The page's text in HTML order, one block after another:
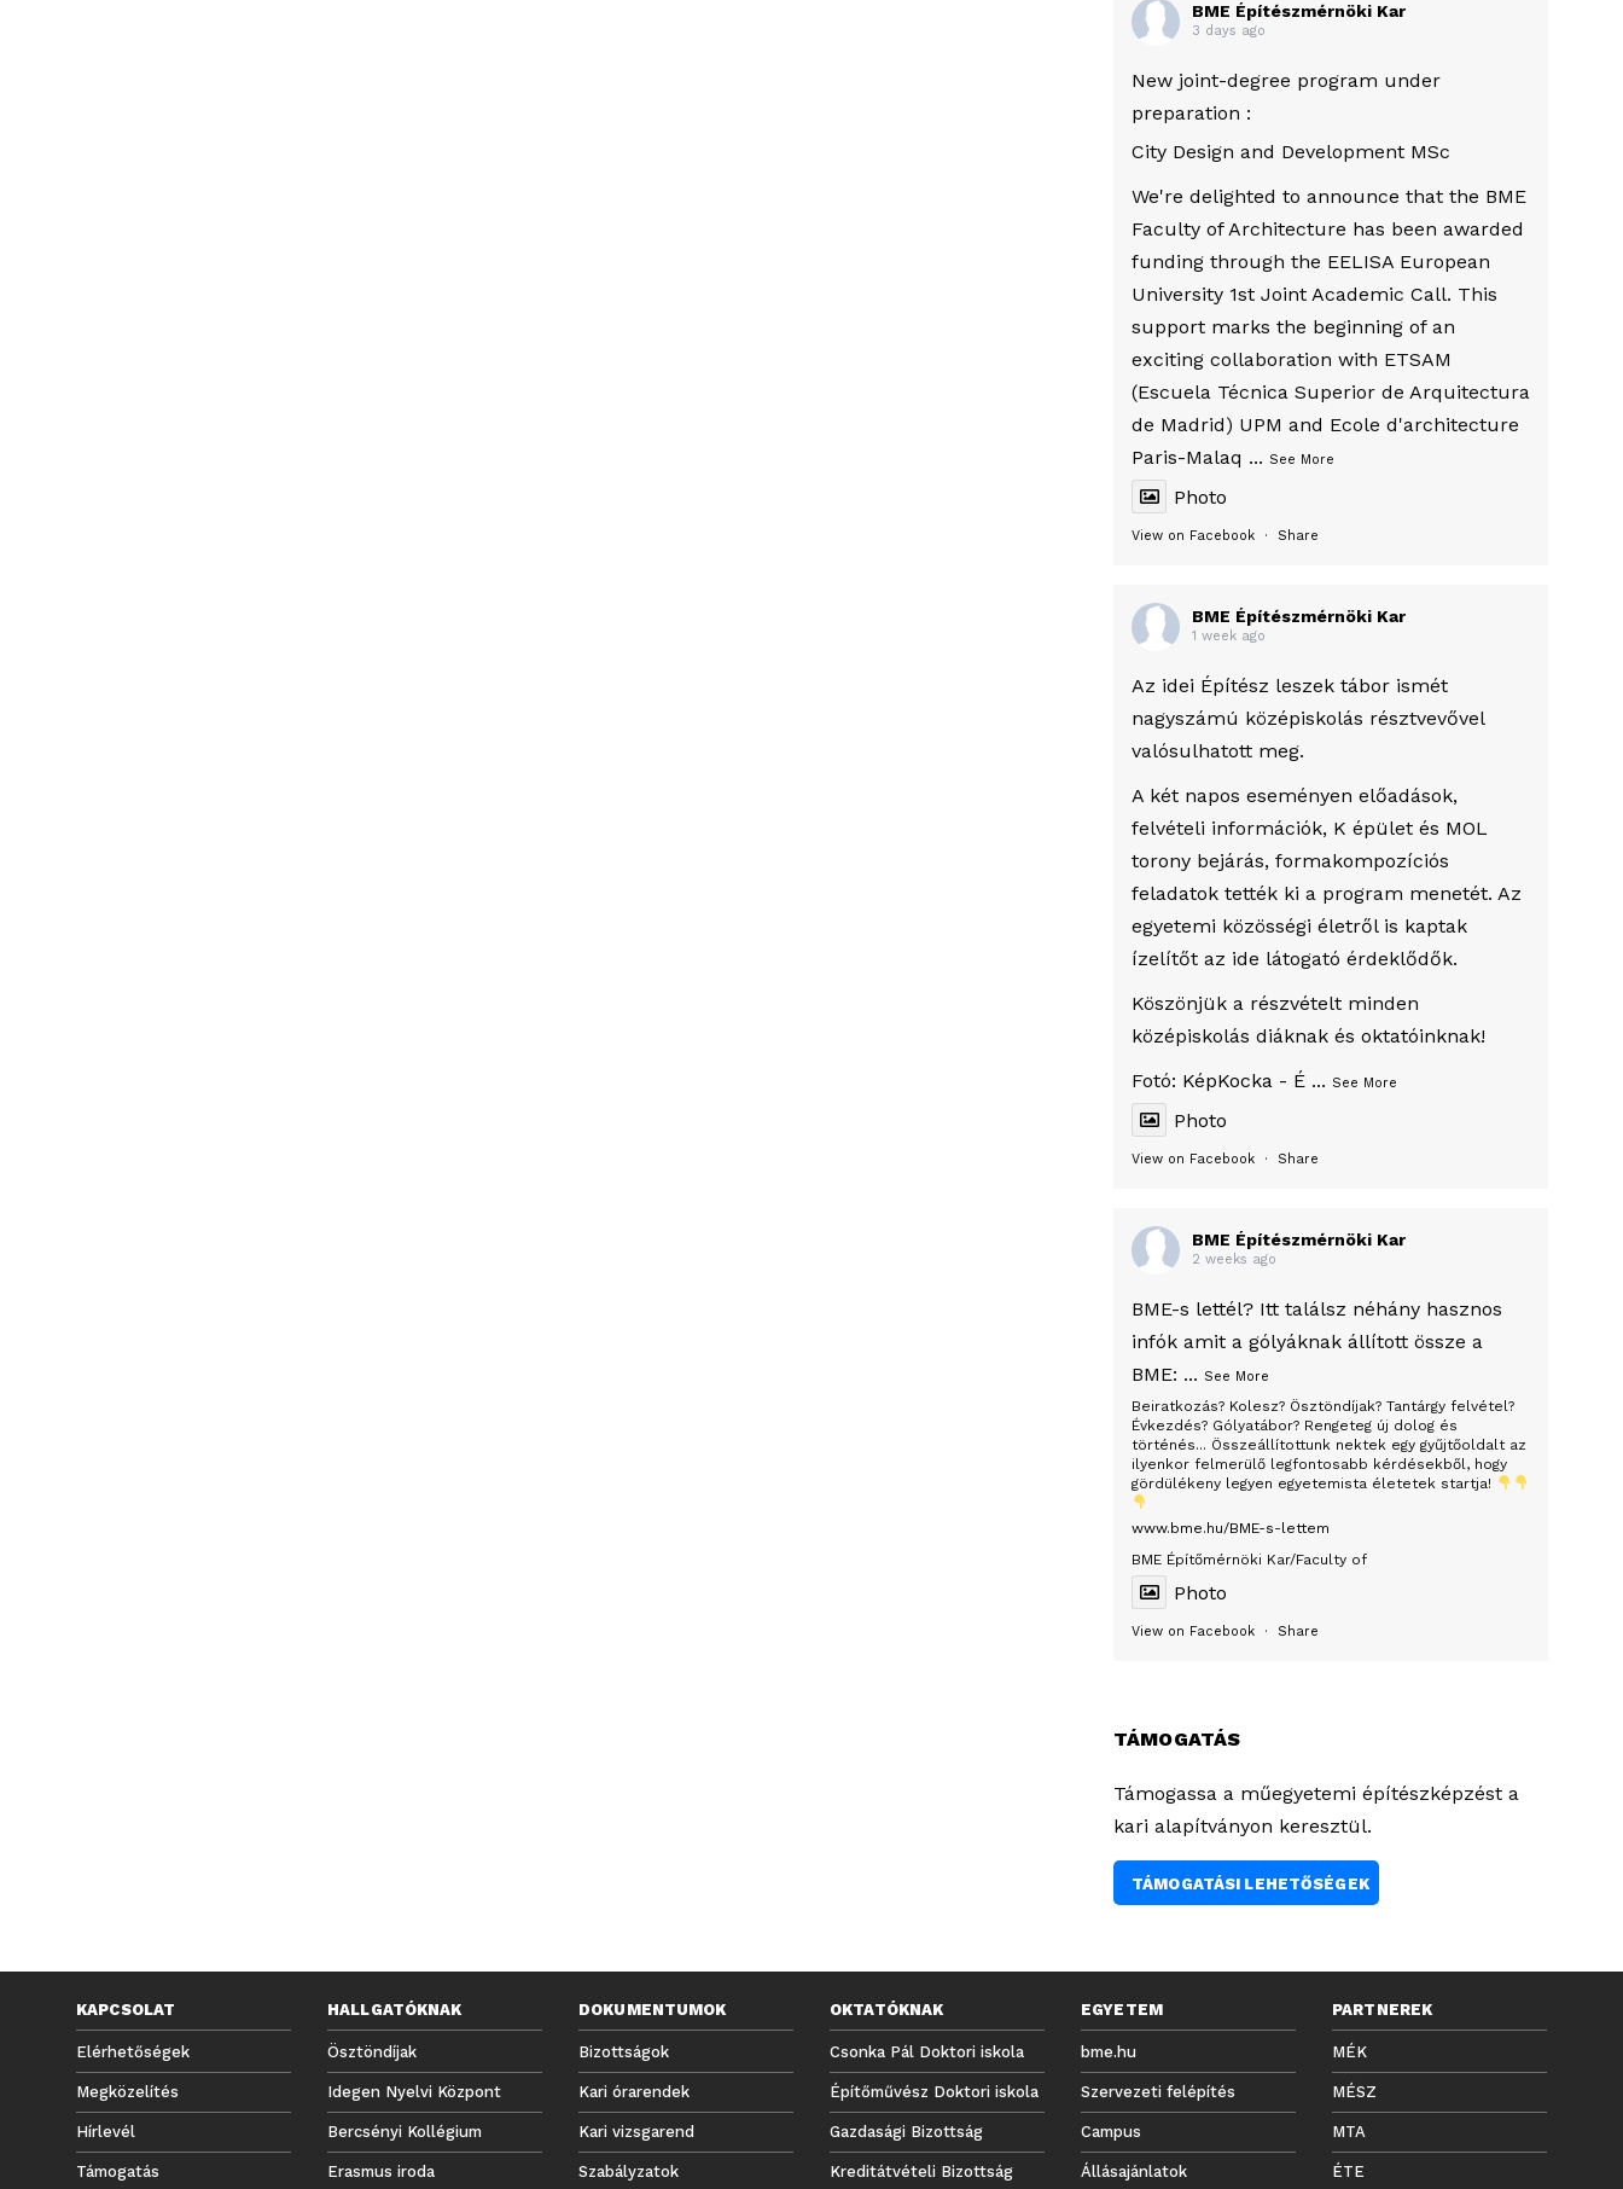
BME Építészmérnöki Kar
3 days ago
New joint-degree program under
preparation :
City Design and Development MSc
We're delighted to announce that the BME
Faculty of Architecture has been awarded
funding through the EELISA European
University 1st Joint Academic Call. This
support marks the beginning of an
exciting collaboration with ETSAM
(Escuela Técnica Superior de Arquitectura
de Madrid) UPM and Ecole d'architecture
Paris-Malaq ... See More
Photo
View on Facebook · Share
BME Építészmérnöki Kar
1 week ago
Az idei Építész leszek tábor ismét
nagyszámú középiskolás résztvevővel
valósulhatott meg.
A két napos eseményen előadások,
felvételi információk, K épület és MOL
torony bejárás, formakompozíciós
feladatok tették ki a program menetét. Az
egyetemi közösségi életről is kaptak
ízelítőt az ide látogató érdeklődők.
Köszönjük a részvételt minden
középiskolás diáknak és oktatóinknak!
Fotó: KépKocka - É ... See More
Photo
View on Facebook · Share
BME Építészmérnöki Kar
2 weeks ago
BME-s lettél? Itt találsz néhány hasznos
infók amit a gólyáknak állított össze a
BME:
Beiratkozás? Kolesz? Ösztöndíjak? Tantárgy felvétel?
Évkezdés? Gólyatábor? Rengeteg új dolog és
történés... Összeállítottunk nektek egy gyűjtőoldalt az
ilyenkor felmerülő legfontosabb kérdésekből, hogy
gördülékeny legyen egyetemista életetek startja!
www.bme.hu/BME-s-lettem
BME Építőmérnöki Kar/Faculty of
... See More
Photo
View on Facebook · Share
TÁMOGATÁS
Támogassa a műegyetemi építészképzést a
kari alapítványon keresztül.
TÁMOGATÁSI LEHETŐSÉGEK
KAPCSOLAT
Elérhetőségek
Megközelítés
Hírlevél
Támogatás
HALLGATÓKNAK
Ösztöndíjak
Idegen Nyelvi Központ
Bercsényi Kollégium
Erasmus iroda
DOKUMENTUMOK
Bizottságok
Kari órarendek
Kari vizsgarend
Szabályzatok
OKTATÓKNAK
Csonka Pál Doktori iskola
Építőművész Doktori iskola
Gazdasági Bizottság
Kreditátvételi Bizottság
EGYETEM
bme.hu
Szervezeti felépítés
Campus
Állásajánlatok
PARTNEREK
MÉK
MÉSZ
MTA
ÉTE